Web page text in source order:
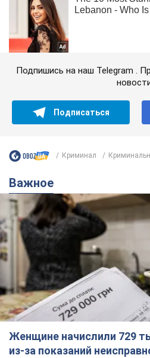
Подпишись на наш Telegram .
Подписаться
Криминал
Важное
Женщине начислили 729
из-за показаний